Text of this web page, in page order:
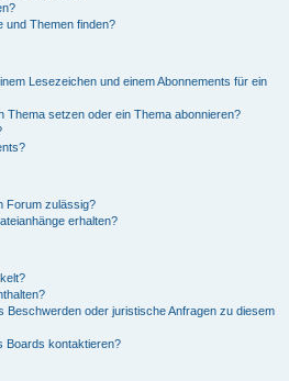
und Themen finden?
Lesezeichen und einem Abonnements für ein
Thema setzen oder ein Thema abonnieren?
Forum zulässig?
erhalten?
Beschwerden oder juristische Anfragen zu diesem
Boards kontaktieren?